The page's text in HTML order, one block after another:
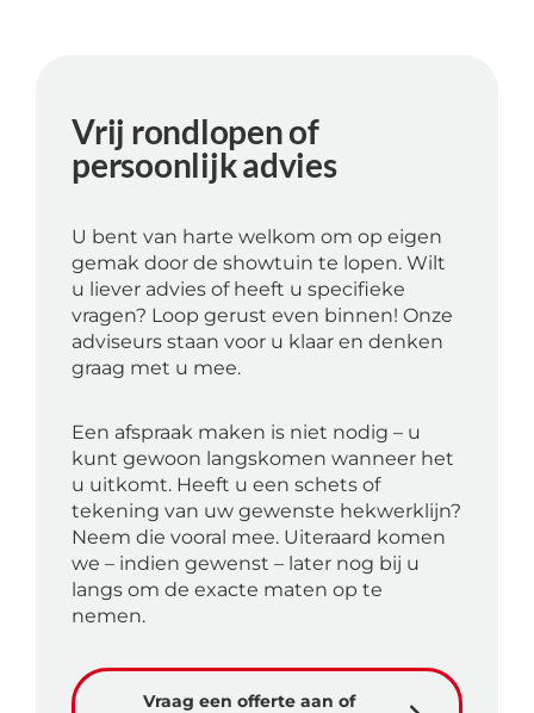
Vrij rondlopen of
persoonlijk advies
U bent van harte welkom om op eigen
gemak door de showtuin te lopen. Wilt
u liever advies of heeft u specifieke
vragen? Loop gerust even binnen! Onze
adviseurs staan voor u klaar en denken
graag met u mee.
Een afspraak maken is niet nodig – u
kunt gewoon langskomen wanneer het
u uitkomt. Heeft u een schets of
tekening van uw gewenste hekwerklijn?
Neem die vooral mee. Uiteraard komen
we – indien gewenst – later nog bij u
langs om de exacte maten op te
nemen.
Vraag een offerte aan of